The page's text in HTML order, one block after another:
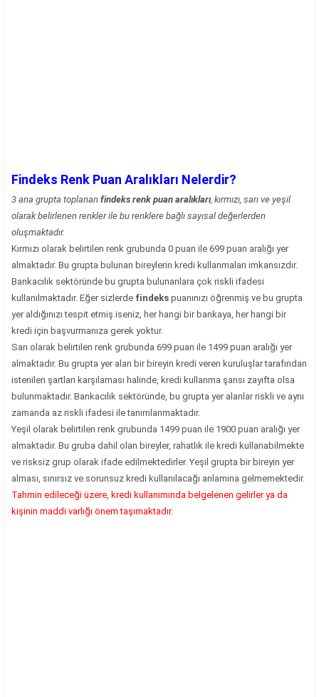
Findeks Renk Puan Aralıkları Nelerdir?
3 ana grupta toplanan findeks renk puan aralıkları , kırmızı, sarı ve yeşil
olarak belirlenen renkler ile bu renklere bağlı sayısal değerlerden
oluşmaktadır.
Kırmızı olarak belirtilen renk grubunda 0 puan ile 699 puan aralığı yer
almaktadır. Bu grupta bulunan bireylerin kredi kullanmaları imkansızdır.
Bankacılık sektöründe bu grupta bulunanlara çok riskli ifadesi
kullanılmaktadır. Eğer sizlerde findeks puanınızı öğrenmiş ve bu grupta
yer aldığınızı tespit etmiş iseniz, her hangi bir bankaya, her hangi bir
kredi için başvurmanıza gerek yoktur.
Sarı olarak belirtilen renk grubunda 699 puan ile 1499 puan aralığı yer
almaktadır. Bu grupta yer alan bir bireyin kredi veren kuruluşlar tarafından
istenilen şartları karşılaması halinde, kredi kullanma şansı zayıfta olsa
bulunmaktadır. Bankacılık sektöründe, bu grupta yer alanlar riskli ve aynı
zamanda az riskli ifadesi ile tanımlanmaktadır.
Yeşil olarak belirtilen renk grubunda 1499 puan ile 1900 puan aralığı yer
almaktadır. Bu gruba dahil olan bireyler, rahatlık ile kredi kullanabilmekte
ve risksiz grup olarak ifade edilmektedirler. Yeşil grupta bir bireyin yer
alması, sınırsız ve sorunsuz kredi kullanılacağı anlamına gelmemektedir.
Tahmin edileceği üzere, kredi kullanımında belgelenen gelirler ya da
kişinin maddi varlığı önem taşımaktadır.